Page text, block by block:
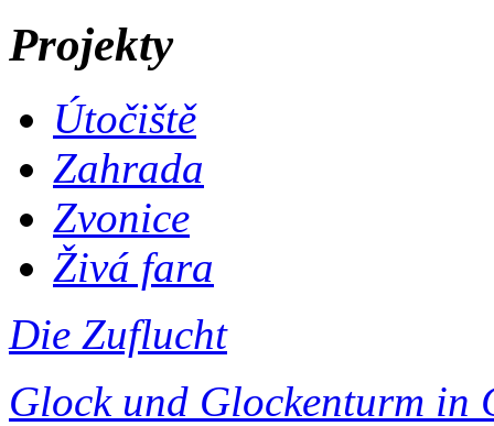
Projekty
Útočiště
Zahrada
Zvonice
Živá fara
Die Zuflucht
Glock und Glockenturm in